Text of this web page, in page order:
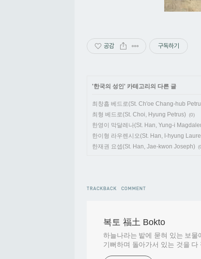
공감 구독하기
'한국의 성인' 카테고리의 다른 글
최창흡 베드로(St. Ch'oe Chang-hub
최형 베드로(St. Choi, Hyung Petrus) (0)
한영이 막달레나(St. Han, Yung-i
한이형 라우렌시오(St. Han, I-hyung
한재권 요셉(St. Han, Jae-kwon Joseph)
복토 福土 Bokto
하늘나라는 밭에 묻혀 있는 보
기뻐하며 돌아가서 있는 것을 다